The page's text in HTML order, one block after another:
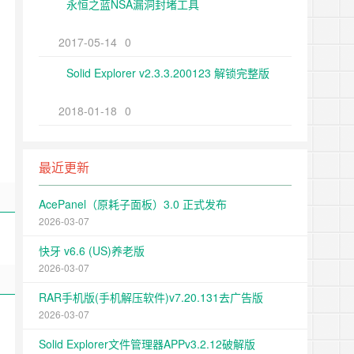
永恒之蓝NSA漏洞封堵工具
2017-05-14 0
Solid Explorer v2.3.3.200123 解锁完整版
2018-01-18 0
最近更新
AcePanel（原耗子面板）3.0 正式发布
2026-03-07
快牙 v6.6 (US)养老版
2026-03-07
RAR手机版(手机解压软件)v7.20.131去广告版
2026-03-07
Solid Explorer文件管理器APPv3.2.12破解版